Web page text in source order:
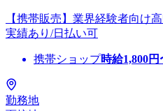
【携帯販売】業界経験者向け
実績あり/日払い可
携帯ショップ時給1,800円
勤務地